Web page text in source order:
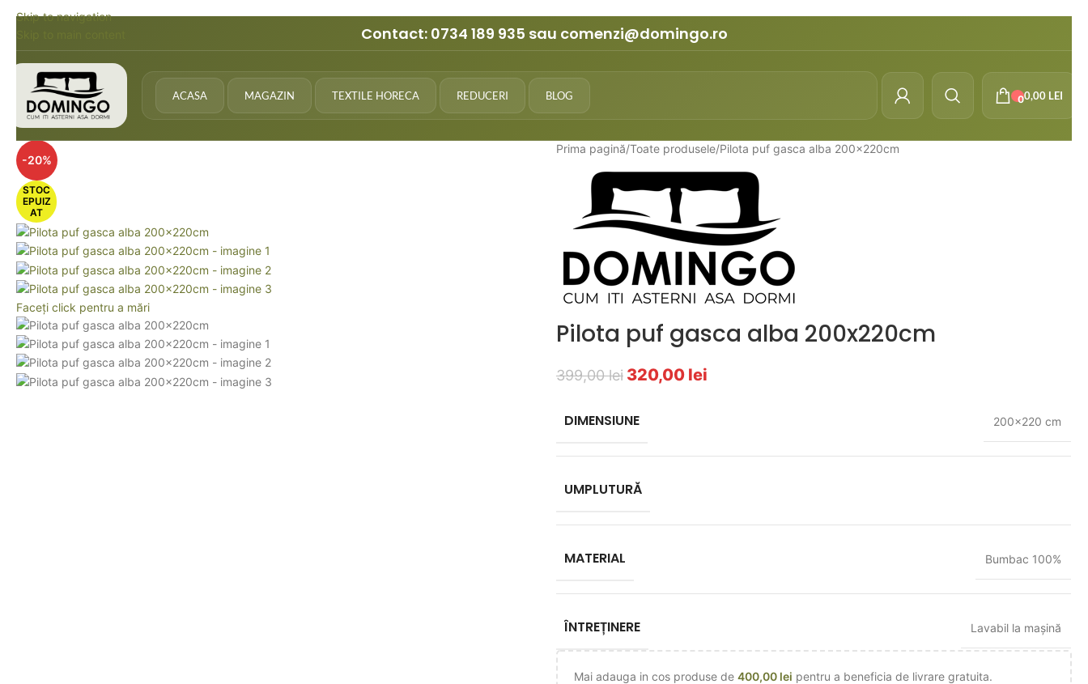
Skip to navigation
Contact: 0734 189 935 sau comenzi@domingo.ro
ACASA MAGAZIN TEXTILE HORECA REDUCERI BLOG 00,00 LEI
-20%
STOC
EPUIZ
AT
Faceți click pentru a mări
Prima pagină Toate produsele Pilota puf gasca alba 200x220cm
Pilota puf gasca alba 200x220cm
399,00lei 320,00 lei
DIMENSIUNE 200×220 cm
UMPLUTURĂ
MATERIAL Bumbac 100%
ÎNTREȚINERE Lavabil la mașină
Mai adauga in cos produse de 400,00 lei pentru a beneficia de livrare gratuita.